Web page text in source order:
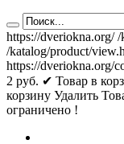
https://dveriokna.org/ /
/katalog/product/
https://dveriokna.org/
2 руб. ✔ Товар в
корзину Удалить
ограничено !